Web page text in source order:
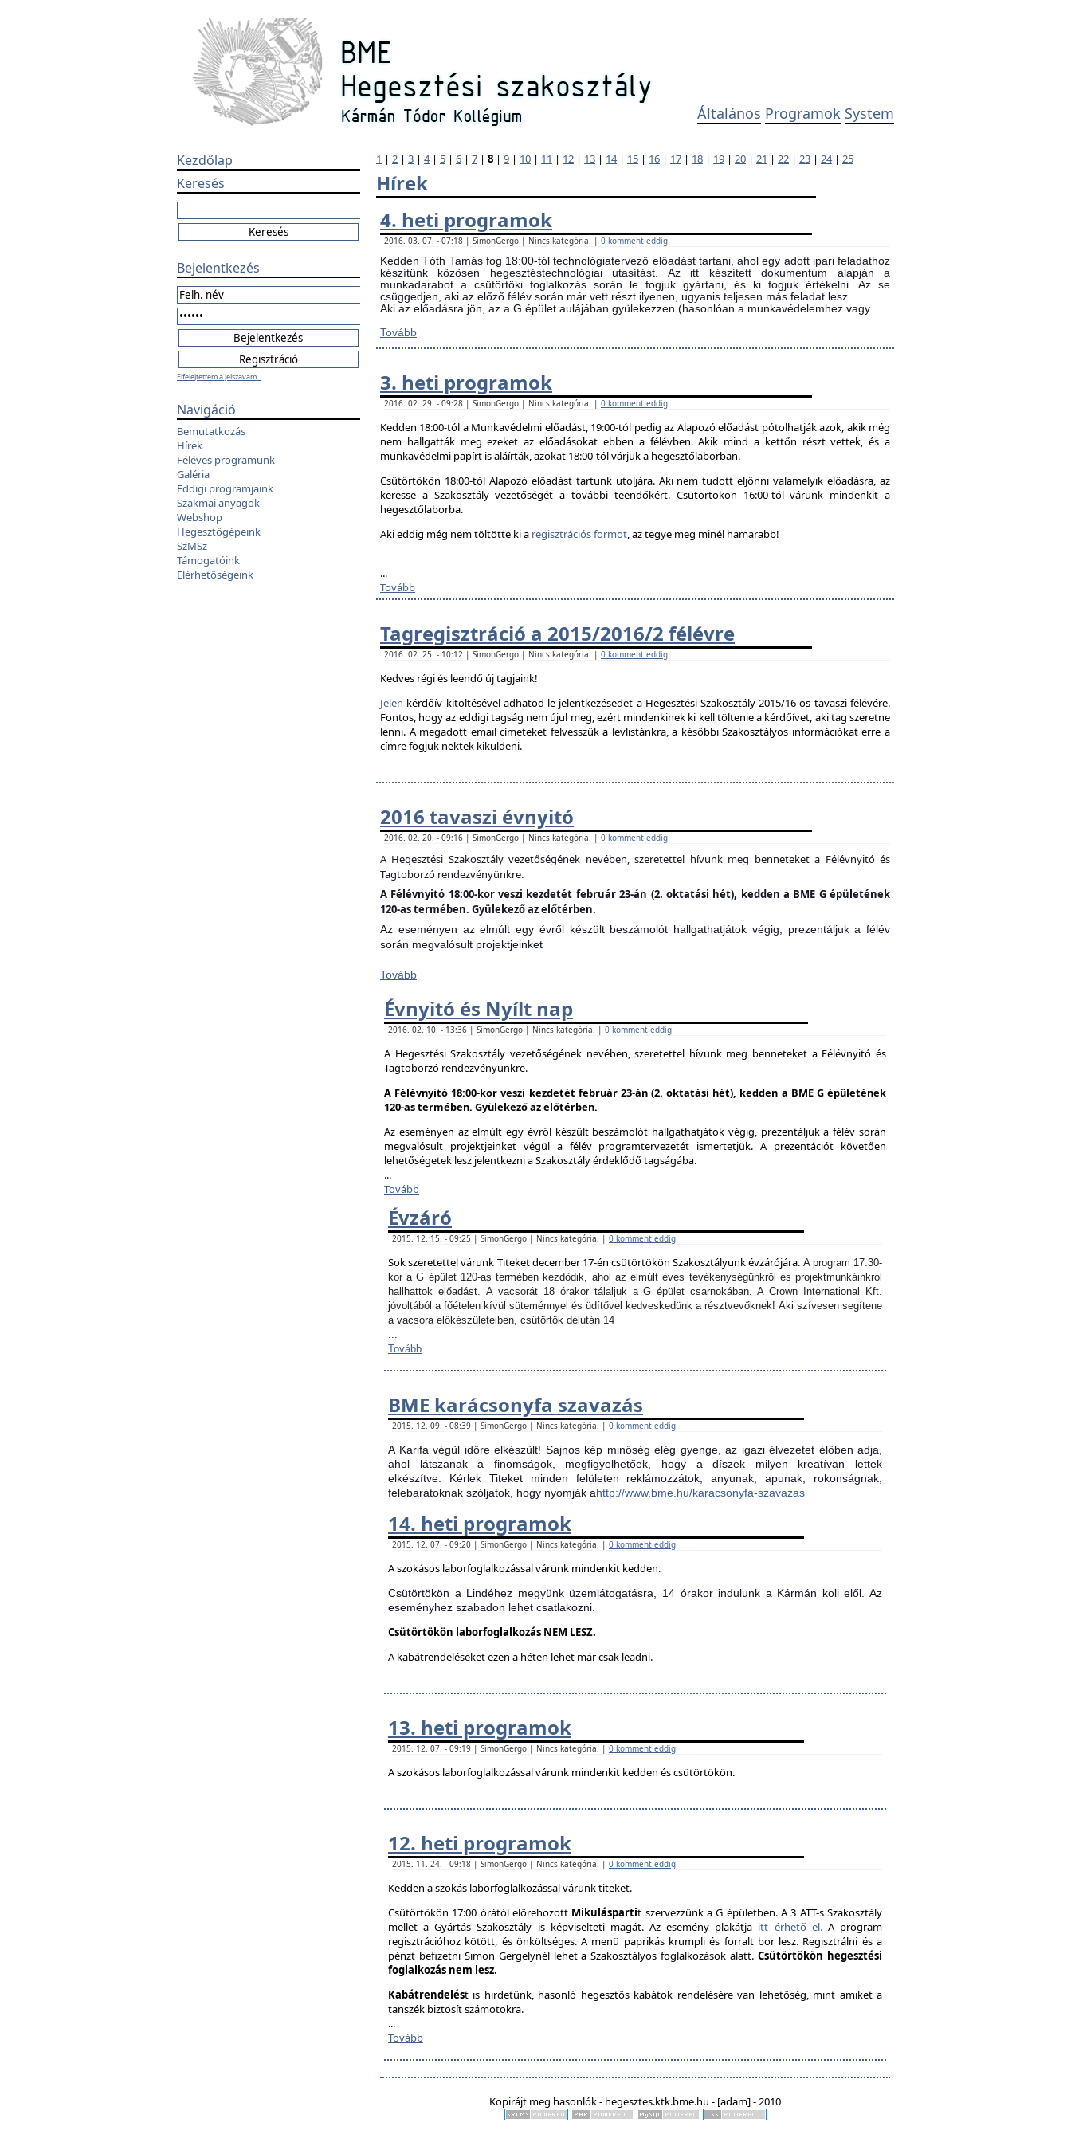
Általános Programok System
Kezdőlap
Keresés
Bejelentkezés
Elfelejtettem a jelszavam...
Navigáció
Bemutatkozás
Hírek
Féléves programunk
Galéria
Eddigi programjaink
Szakmai anyagok
Webshop
Hegesztőgépeink
SzMSz
Támogatóink
Elérhetőségeink
1 | 2 | 3 | 4| 5 | 6 | 7 | 8 | 9 | 10 | 11 | 12 | 13 | 14| 15 | 16 | 17 | 18 | 19 | 20 | 21 | 22 | 23 | 24| 25
Hírek
4. heti programok
2016. 03. 07. - 07:18 | SimonGergo | Nincs kategória. | 0 komment eddig
Kedden Tóth Tamás fog 18:00-tól technológiatervező előadást tartani, ahol egy adott ipari feladathoz
készítünk közösen hegesztéstechnológiai utasítást. Az itt készített dokumentum alapján a
munkadarabot a csütörtöki foglalkozás során le fogjuk gyártani, és ki fogjuk értékelni. Az se
csüggedjen, aki az előző félév során már vett részt ilyenen, ugyanis teljesen más feladat lesz.
Aki az előadásra jön, az a G épület aulájában gyülekezzen (hasonlóan a munkavédelemhez vagy
Tovább
3. heti programok
2016. 02. 29. - 09:28 | SimonGergo | Nincs kategória. | 0 komment eddig
Kedden 18:00-tól a Munkavédelmi előadást, 19:00-tól pedig az Alapozó előadást pótolhatják azok, akik még
nem hallgatták meg ezeket az előadásokat ebben a félévben. Akik mind a kettőn részt vettek, és a
munkavédelmi papírt is aláírták, azokat 18:00-tól várjuk a hegesztőlaborban.
Csütörtökön 18:00-tól Alapozó előadást tartunk utoljára. Aki nem tudott eljönni valamelyik előadásra, az
keresse a Szakosztály vezetőségét a további teendőkért. Csütörtökön 16:00-tól várunk mindenkit a
hegesztőlaborba.
Aki eddig még nem töltötte ki a regisztrációs formot, az tegye meg minél hamarabb!
...
Tovább
Tagregisztráció a 2015/2016/2 félévre
2016. 02. 25. - 10:12 | SimonGergo | Nincs kategória. | 0 komment eddig
Kedves régi és leendő új tagjaink!
Jelen kérdőív kitöltésével adhatod le jelentkezésedet a Hegesztési Szakosztály 2015/16-ös tavaszi félévére.
Fontos, hogy az eddigi tagság nem újul meg, ezért mindenkinek ki kell töltenie a kérdőívet, aki tag szeretne
lenni. A megadott email címeteket felvesszük a levlistánkra, a későbbi Szakosztályos információkat erre a
címre fogjuk nektek kiküldeni.
2016 tavaszi évnyitó
2016. 02. 20. - 09:16 | SimonGergo | Nincs kategória. | 0 komment eddig
A Hegesztési Szakosztály vezetőségének nevében, szeretettel hívunk meg benneteket a Félévnyitó és
Tagtoborzó rendezvényünkre.
A Félévnyitó 18:00-kor veszi kezdetét február 23-án (2. oktatási hét), kedden a BME G épületének
120-as termében. Gyülekező az előtérben.
Az eseményen az elmúlt egy évről készült beszámolót hallgathatjátok végig, prezentáljuk a félév
során megvalósult projektjeinket
Tovább
Évnyitó és Nyílt nap
2016. 02. 10. - 13:36 | SimonGergo | Nincs kategória. | 0 komment eddig
A Hegesztési Szakosztály vezetőségének nevében, szeretettel hívunk meg benneteket a Félévnyitó és
Tagtoborzó rendezvényünkre.
A Félévnyitó 18:00-kor veszi kezdetét február 23-án (2. oktatási hét), kedden a BME G épületének
120-as termében. Gyülekező az előtérben.
Az eseményen az elmúlt egy évről készült beszámolót hallgathatjátok végig, prezentáljuk a félév során
megvalósult projektjeinket végül a félév programtervezetét ismertetjük.A prezentációt követően
lehetőségetek lesz jelentkezni a Szakosztály érdeklődő tagságába.
...
Tovább
Évzáró
2015. 12. 15. - 09:25 | SimonGergo | Nincs kategória. | 0 komment eddig
Sok szeretettel várunk Titeket december 17-én csütörtökön Szakosztályunk évzárójára. A program 17:30-
kor a G épület 120-as termében kezdődik, ahol az elmúlt éves tevékenységünkről és projektmunkáinkról
hallhattok előadást. A vacsorát 18 órakor tálaljuk a G épület csarnokában. A Crown International Kft.
jóvoltából a főételen kívül süteménnyel és üdítővel kedveskedünk a résztvevőknek! Aki szívesen segítene
a vacsora előkészületeiben, csütörtök délután 14
...
Tovább
BME karácsonyfa szavazás
2015. 12. 09. - 08:39 | SimonGergo | Nincs kategória. | 0 komment eddig
A Karifa végül időre elkészült! Sajnos kép minőség elég gyenge, az igazi élvezetet élőben adja,
ahol látszanak a finomságok, megfigyelhetőek, hogy a díszek milyen kreatívan lettek
elkészítve. Kérlek Titeket minden felületen reklámozzátok, anyunak, apunak, rokonságnak,
felebarátoknak szóljatok, hogy nyomják ahttp://www.bme.hu/karacsonyfa-szavazas
14. heti programok
2015. 12. 07. - 09:20 | SimonGergo | Nincs kategória. | 0 komment eddig
A szokásos laborfoglalkozással várunk mindenkit kedden.
Csütörtökön a Lindéhez megyünk üzemlátogatásra, 14 órakor indulunk a Kármán koli elől. Az
eseményhez szabadon lehet csatlakozni.
Csütörtökön laborfoglalkozás NEM LESZ.
A kabátrendeléseket ezen a héten lehet már csak leadni.
13. heti programok
2015. 12. 07. - 09:19 | SimonGergo | Nincs kategória. | 0 komment eddig
A szokásos laborfoglalkozással várunk mindenkit kedden és csütörtökön.
12. heti programok
2015. 11. 24. - 09:18 | SimonGergo | Nincs kategória. | 0 komment eddig
Kedden a szokás laborfoglalkozással várunk titeket.
Csütörtökön 17:00 órától előrehozott Mikuláspartit szervezzünk a G épületben. A 3 ATT-s Szakosztály
mellet a Gyártás Szakosztály is képviselteti magát. Az esemény plakátja itt érhető el.A program
regisztrációhoz kötött, és önköltséges. A menü paprikás krumpli és forralt bor lesz. Regisztrálni és a
pénzt befizetni Simon Gergelynél lehet a Szakosztályos foglalkozások alatt.Csütörtökön hegesztési
foglalkozás nem lesz.
Kabátrendelést is hirdetünk, hasonló hegesztős kabátok rendelésére van lehetőség, mint amiket a
tanszék biztosít számotokra.
...
Tovább
Kopirájt meg hasonlók - hegesztes.ktk.bme.hu - [adam] - 2010